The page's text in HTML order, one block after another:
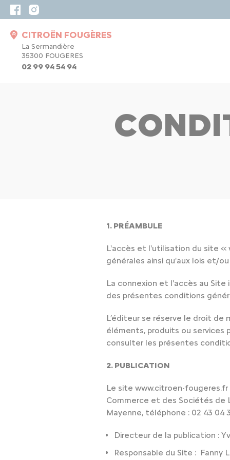
CITROËN FOUGÈRES
La Sermandière
35300 FOUGERES
02 99 94 54 94
1. PRÉAMBULE
L'accès et l'utilisation du site «
générales ainsi qu'aux lois et/
La connexion et l'accès au
des présentes conditions
L’éditeur se réserve le droit
éléments, produits ou services
consulter les présentes
2. PUBLICATION
Le site www.citroen-fougeres.fr
Commerce et des Sociétés de
Mayenne, téléphone : 02 43 04
Directeur de la publication :
Responsable du Site : Fanny